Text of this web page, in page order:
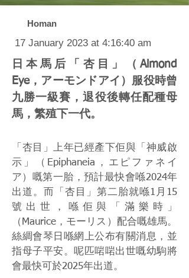
Homan
17 January 2023 at 4:16:40 am
日本馬后「杏目」（Almond
Eye，アーモンドアイ）服役時曾
九勝一級賽，退役後轉任配種母
馬，繁殖下一代。
「杏目」上年已經產下佢與「神威啟
示」（Epiphaneia，エピファネイ
ア）嘅第一胎，預計最快會喺2024年
出道。而「杏目」第二胎就喺1月15
號出世，喺佢與「滿樂時」
（Maurice，モーリス）配合嘅雄馬。
絲綢會琴日喺網上公布有關消息，並
指母子平安。呢匹啱啱出世嘅幼駒將
會最快可於2025年出道。